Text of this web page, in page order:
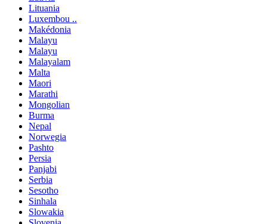
Lituania
Luxembou ..
Makédonia
Malayu
Malayu
Malayalam
Malta
Maori
Marathi
Mongolian
Burma
Nepal
Norwegia
Pashto
Persia
Panjabi
Serbia
Sesotho
Sinhala
Slowakia